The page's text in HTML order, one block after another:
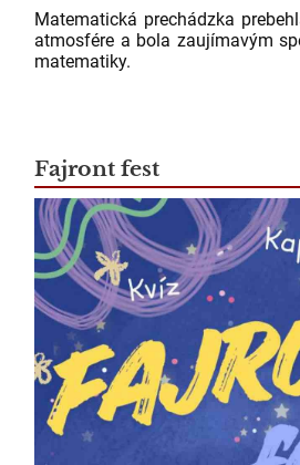
Matematická prechádzka
atmosfére a bola zaujímavým
matematiky.
Fajront fest